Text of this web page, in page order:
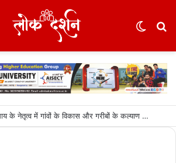
मुख्यमंत्री विष्णु देव साय के नेतृत्व में गांवों के विकास और गरीबों के कल्याण को प्राथमिकता: वित्त मंत्री ओपी चौधरी….